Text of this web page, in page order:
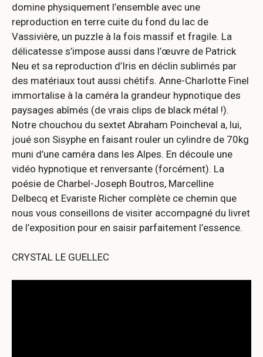
domine physiquement l’ensemble avec une
reproduction en terre cuite du fond du lac de
Vassivière, un puzzle à la fois massif et fragile. La
délicatesse s’impose aussi dans l’œuvre de Patrick
Neu et sa reproduction d’Iris en déclin sublimés par
des matériaux tout aussi chétifs. Anne-Charlotte Finel
immortalise à la caméra la grandeur hypnotique des
paysages abîmés (de vrais clips de black métal !).
Notre chouchou du sextet Abraham Poincheval a, lui,
joué son Sisyphe en faisant rouler un cylindre de 70kg
muni d’une caméra dans les Alpes. En découle une
vidéo hypnotique et renversante (forcément). La
poésie de Charbel-Joseph Boutros, Marcelline
Delbecq et Evariste Richer complète ce chemin que
nous vous conseillons de visiter accompagné du livret
de l’exposition pour en saisir parfaitement l’essence.
CRYSTAL LE GUELLEC